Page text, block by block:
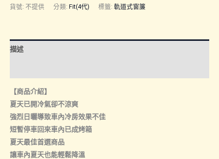
｜
式
窗
(台
灣
製)
數
量
貨號: 不提供 分類: Fit(4代) 標籤: 軌道式窗簾
描述
【商品介紹】
夏天已開冷氣卻不涼爽
強烈日曬導致車內冷房效果不佳
短暫停車回來車內已成烤箱
夏天最佳首選商品
讓車內夏天也能輕鬆降溫